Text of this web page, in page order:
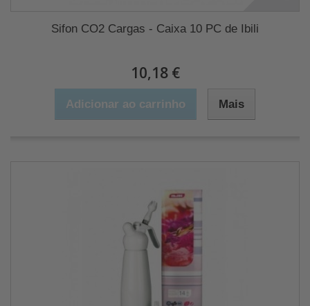
Sifon CO2 Cargas - Caixa 10 PC de Ibili
10,18 €
Adicionar ao carrinho Mais